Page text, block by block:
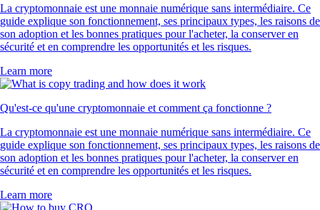
La cryptomonnaie est une monnaie numérique sans intermédiaire. Ce
guide explique son fonctionnement, ses principaux types, les raisons de
son adoption et les bonnes pratiques pour l'acheter, la conserver en
sécurité et en comprendre les opportunités et les risques.
Learn more
Qu'est-ce qu'une cryptomonnaie et comment ça fonctionne ?
La cryptomonnaie est une monnaie numérique sans intermédiaire. Ce
guide explique son fonctionnement, ses principaux types, les raisons de
son adoption et les bonnes pratiques pour l'acheter, la conserver en
sécurité et en comprendre les opportunités et les risques.
Learn more